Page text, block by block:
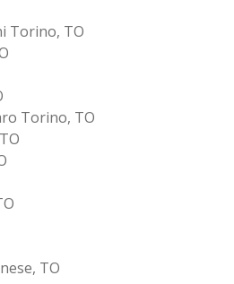
Torino, TO
Torino, TO
TO